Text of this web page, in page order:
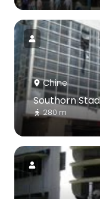
Chine
Southorn
280 m